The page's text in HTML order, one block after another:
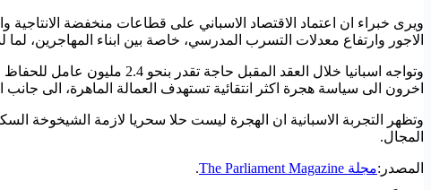
ويرى خبراء ان اعتماد الاقتصاد الاسباني على قطاعات منخفضة
الاجور وارتفاع معدلات التسرب المدرسي، خاصة بين ابناء المهاجرين،
وتواجه اسبانيا خلال
اخرون الى سياسة هجرة اكثر انتقائية تستهدف العمالة الماهرة، الى جانب
وتظهر التجربة الاسبانية ان الهجرة ليست حلا سحريا لازمة الشيخوخة
المجال.
المصدر:مجلة The Parliament Magazine .